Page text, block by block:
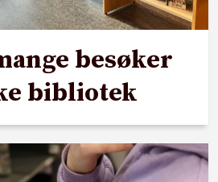
besøker
bibliotek